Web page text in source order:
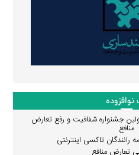
جشنواره شفافیت و رفع تعارض
منافع
رانندگان تاکسی اینترنتی
تعارض منافع